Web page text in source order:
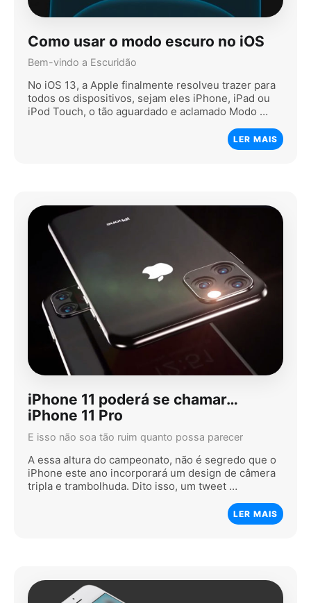
Como usar o modo escuro no iOS
Bem-vindo a Escuridão
No iOS 13, a Apple finalmente resolveu trazer para
todos os dispositivos, sejam eles iPhone, iPad ou
iPod Touch, o tão aguardado e aclamado Modo …
LER MAIS
iPhone 11 poderá se chamar…
iPhone 11 Pro
E isso não soa tão ruim quanto possa parecer
A essa altura do campeonato, não é segredo que o
iPhone este ano incorporará um design de câmera
tripla e trambolhuda. Dito isso, um tweet …
LER MAIS